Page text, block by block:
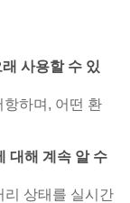
사용할 수 있
하며, 어떤 환
대해 계속 알 수
리 상태를 실시간